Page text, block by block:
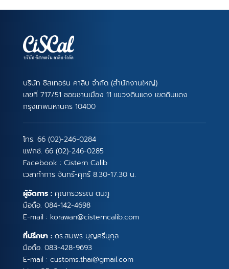
บริษัท ซิสเทอร์น คาลิบ จำกัด (สำนักงานใหญ่)
เลขที่ 717/51 ซอยชานเมือง 11 แขวงดินแดง เขตดินแดง
กรุงเทพมหานคร 10400
โทร. 66 (02)-246-0284
แฟกซ์. 66 (02)-246-0285
Facebook : Cistern Calib
เวลาทำการ จันทร์-ศุกร์ 8.30-17.30 น.
ผู้จัดการ :คุณกรวรรณ ตนภู
มือถือ. 084-142-4698
E-mail : korawan@cisterncalib.com
ที่ปรึกษา :ดร.สมพร บุญศรีนุกุล
มือถือ. 083-428-9693
E-mail : customs.thai@gmail.com